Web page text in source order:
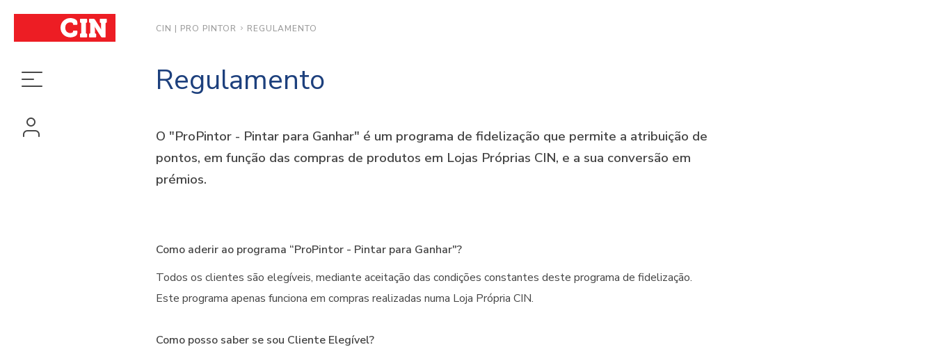
CIN | PRO PINTOR REGULAMENTO
Regulamento
O "ProPintor - Pintar para Ganhar" é um programa de fidelização que permite a atribuição de
pontos, em função das compras de produtos em Lojas Próprias CIN, e a sua conversão em
prémios.
Como aderir ao programa “ProPintor - Pintar para Ganhar"?
Todos os clientes são elegíveis, mediante aceitação das condições constantes deste programa de fidelização.
Este programa apenas funciona em compras realizadas numa Loja Própria CIN.
Como posso saber se sou Cliente Elegível?